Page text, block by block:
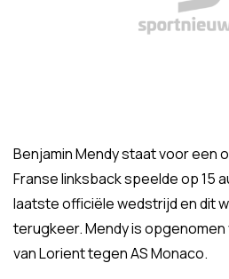
Benjamin Mendy staat voor een
Franse linksback speelde op 15
laatste officiële wedstrijd en dit
terugkeer. Mendy is opgenomen
van Lorient tegen AS Monaco.